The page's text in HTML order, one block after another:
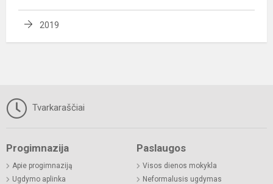
2019
Tvarkaraščiai
Progimnazija
Apie progimnaziją
Ugdymo aplinka
Paslaugos
Visos dienos mokykla
Neformalusis ugdymas